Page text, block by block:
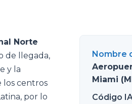
Norte
de llegada,
y la
los centros
por lo
Nombre
Miami
Código